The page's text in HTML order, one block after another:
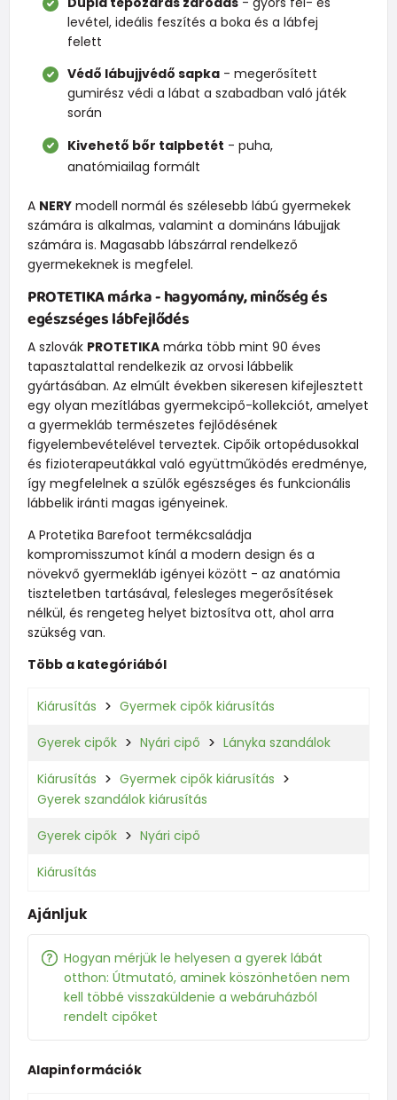
levétel, ideális feszítés a boka és a lábfej
felett
Védő lábujjvédő sapka - megerősített
gumirész védi a lábat a szabadban való játék
során
Kivehető bőr talpbetét - puha,
anatómiailag formált
A NERYmodell normál és szélesebb lábú gyermekek
számára is alkalmas, valamint a domináns lábujjak
számára is. Magasabb lábszárral rendelkező
gyermekeknek is megfelel.
PROTETIKAmárka - hagyomány, minőség és
egészséges lábfejlődés
A szlovák PROTETIKAmárka több mint 90 éves
tapasztalattal rendelkezik az orvosi lábbelik
gyártásában. Az elmúlt években sikeresen kifejlesztett
egy olyan mezítlábas gyermekcipő-kollekciót, amelyet
a gyermekláb természetes fejlődésének
figyelembevételével terveztek. Cipőik ortopédusokkal
és fizioterapeutákkal való együttműködés eredménye,
így megfelelnek a szülők egészséges és funkcionális
lábbelik iránti magas igényeinek.
A Protetika Barefoot termékcsaládja
kompromisszumot kínál a modern design és a
növekvő gyermekláb igényei között - az anatómia
tiszteletben tartásával, felesleges megerősítések
nélkül, és rengeteg helyet biztosítva ott, ahol arra
szükség van.
Több a kategóriából
Kiárusítás Gyermek cipők kiárusítás
Gyerek cipők Nyári cipő Lányka szandálok
Kiárusítás
Gyermek cipők kiárusítás
Gyerek szandálok kiárusítás
Gyerek cipők Nyári cipő
Kiárusítás
Ajánljuk
Hogyan mérjük le helyesen a gyerek lábát
otthon: Útmutató, aminek köszönhetően nem
kell többé visszaküldenie a webáruházból
rendelt cipőket
Alapinformációk